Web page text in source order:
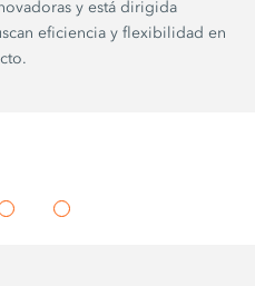
y está dirigida
eficiencia y flexibilidad en